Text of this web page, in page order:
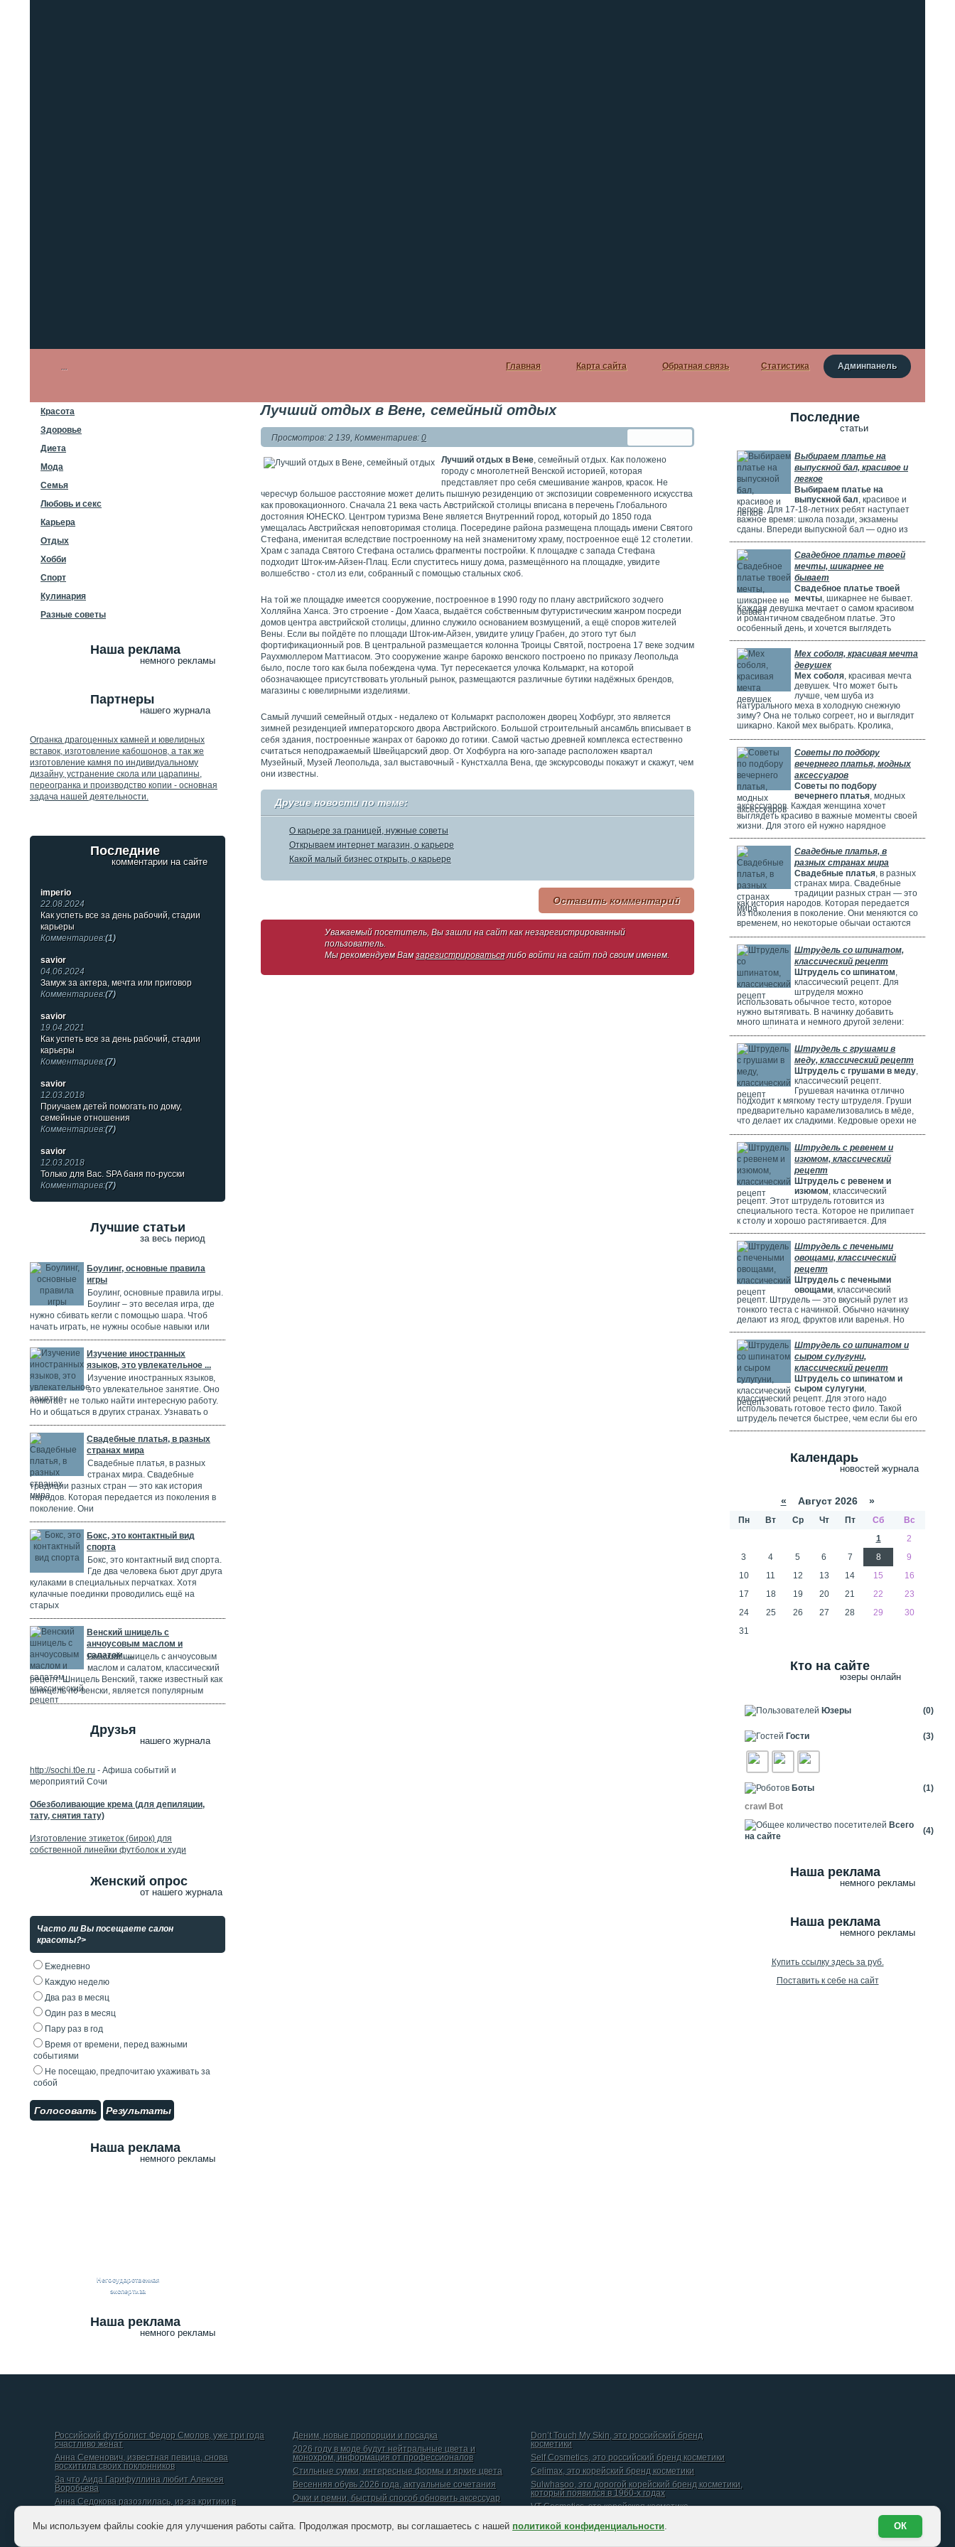
Админпанель
Статистика
Обратная связь
Карта сайта
Главная
Лучший отдых в Вене, семейный отдых
Просмотров: 2 139, Комментариев: 0
Лучший отдых в Вене, семейный отдых. Как положено
городу с многолетней Венской историей, которая
представляет про себя смешивание жанров, красок. Не
чересчур большое расстояние может делить пышную резиденцию от экспозиции современного искусства
как провокационного. Сначала 21 века часть Австрийской столицы вписана в перечень Глобального
достояния ЮНЕСКО. Центром туризма Вене является Внутренний город, который до 1850 года
умещалась Австрийская неповторимая столица. Посередине района размещена площадь имени Святого
Стефана, именитая вследствие построенному на ней знаменитому храму, построенное ещё 12 столетии.
Храм с запада Святого Стефана остались фрагменты постройки. К площадке с запада Стефана
подходит Шток-им-Айзен-Плац. Если спуститесь нишу дома, размещённого на площадке, увидите
волшебство - стол из ели, собранный с помощью стальных скоб.
На той же площадке имеется сооружение, построенное в 1990 году по плану австрийского зодчего
Холляйна Ханса. Это строение - Дом Хааса, выдаётся собственным футуристическим жанром посреди
домов центра австрийской столицы, длинно служило основанием возмущений, а ещё споров жителей
Вены. Если вы пойдёте по площади Шток-им-Айзен, увидите улицу Грабен, до этого тут был
фортификационный ров. В центральной размещается колонна Троицы Святой, построена 17 веке зодчим
Раухмюллером Маттиасом. Это сооружение жанре барокко венского построено по приказу Леопольда
было, после того как была побеждена чума. Тут пересекается улочка Кольмаркт, на которой
обозначающее присутствовать угольный рынок, размещаются различные бутики надёжных брендов,
магазины с ювелирными изделиями.
Самый лучший семейный отдых - недалеко от Кольмаркт расположен дворец Хофбург, это является
зимней резиденцией императорского двора Австрийского. Большой строительный ансамбль вписывает в
себя здания, построенные жанрах от барокко до готики. Самой частью древней комплекса естественно
считаться неподражаемый Швейцарский двор. От Хофбурга на юго-западе расположен квартал
Музейный, Музей Леопольда, зал выставочный - Кунстхалла Вена, где экскурсоводы покажут и скажут, чем
они известны.
Другие новости по теме:
О карьере за границей, нужные советы
Открываем интернет магазин, о карьере
Какой малый бизнес открыть, о карьере
Оставить комментарий
Уважаемый посетитель, Вы зашли на сайт как незарегистрированный
пользователь.
Мы рекомендуем Вамзарегистрироватьсялибо войти на сайт под своим именем.
Красота
Здоровье
Диета
Мода
Семья
Любовь и секс
Карьера
Отдых
Хобби
Спорт
Кулинария
Разные советы
Наша реклама
немного рекламы
Партнеры
нашего журнала
Огранка драгоценных камней и ювелирных
вставок, изготовление кабошонов, а так же
изготовление камня по индивидуальному
дизайну, устранение скола или царапины,
переогранка и производство копии - основная
задача нашей деятельности.
Последние
комментарии на сайте
imperio
22.08.2024
Как успеть все за день рабочий, стадии
карьеры
Комментариев:(1)
savior
04.06.2024
Замуж за актера, мечта или приговор
Комментариев:(7)
savior
19.04.2021
Как успеть все за день рабочий, стадии
карьеры
Комментариев:(7)
savior
12.03.2018
Приучаем детей помогать по дому,
семейные отношения
Комментариев:(7)
savior
12.03.2018
Только для Вас. SPA баня по-русски
Комментариев:(7)
Лучшие статьи
за весь период
Боулинг, основные правила
игры
Боулинг, основные правила игры.
Боулинг – это веселая игра, где
нужно сбивать кегли с помощью шара. Чтоб
начать играть, не нужны особые навыки или
Изучение иностранных
языков, это увлекательное ...
Изучение иностранных языков,
это увлекательное занятие. Оно
помогает не только найти интересную работу.
Но и общаться в других странах. Узнавать о
Свадебные платья, в разных
странах мира
Свадебные платья, в разных
странах мира. Свадебные
традиции разных стран — это как история
народов. Которая передается из поколения в
поколение. Они
Бокс, это контактный вид
спорта
Бокс, это контактный вид спорта.
Где два человека бьют друг друга
кулаками в специальных перчатках. Хотя
кулачные поединки проводились ещё на
старых
Венский шницель с
анчоусовым маслом и
салатом, ...
Венский шницель с анчоусовым
маслом и салатом, классический
рецепт. Шницель Венский, также известный как
шницель по-венски, является популярным
Друзья
нашего журнала
http://sochi.t0e.ru - Афиша событий и
мероприятий Сочи
Обезболивающие крема (для депиляции,
тату, снятия тату)
Изготовление этикеток (бирок) для
собственной линейки футболок и худи
Женский опрос
от нашего журнала
Часто ли Вы посещаете салон
красоты?>
Ежедневно
Каждую неделю
Два раз в месяц
Один раз в месяц
Пару раз в год
Время от времени, перед важными
событиями
Не посещаю, предпочитаю ухаживать за
собой
Голосовать Результаты
Наша реклама
немного рекламы
Негосударственная
экспертиза
Наша реклама
немного рекламы
Последние
статьи
Выбираем платье на
выпускной бал, красивое и
легкое
Выбираем платье на
выпускной бал, красивое и
легкое. Для 17-18-летних ребят наступает
важное время: школа позади, экзамены
сданы. Впереди выпускной бал — одно из
самых красивых и радостных событий.
Особенно тщательно готовятся девушки.
Они заранее думают о наряде, прическе,
макияже и аксессуарах. Выпускной бал
можно сравнить с конкурсом красоты. Где
девушки соревнуются, кто лучше выглядит.
Свадебное платье твоей
мечты, шикарнее не
бывает
Свадебное платье твоей
мечты, шикарнее не бывает.
Каждая девушка мечтает о самом красивом
и романтичном свадебном платье. Это
особенный день, и хочется выглядеть
потрясающе! Но выбрать идеальное платье
может быть непросто. Раньше девушки
ходили по магазинам, смотрели каталоги и
искали платье в интернете. Сейчас это
проще благодаря онлайн-каталогам. Там
можно найти много красивых нарядов от
разных дизайнеров.
Мех соболя, красивая мечта
девушек
Мех соболя, красивая мечта
девушек. Что может быть
лучше, чем шуба из
натурального меха в холодную снежную
зиму? Она не только согреет, но и выглядит
шикарно. Какой мех выбрать. Кролика,
женщины чаще всего выбирают шубы из
соболя. Они красивые, дорогие и выглядят
очень элегантно. Соболя называют
"Королем всех мехов". Это значит, что он
самый шикарный и роскошный.
Советы по подбору
вечернего платья, модных
аксессуаров
Советы по подбору
вечернего платья, модных
аксессуаров. Каждая женщина хочет
выглядеть красиво в важные моменты своей
жизни. Для этого ей нужно нарядное
платье. В Москве огромный выбор таких
платьев. Вечерние платья в Москве очень
популярны. Потому что в городе много
театров, клубов и других мест. Где можно
повеселиться или встретиться с друзьями.
Также часто проходят праздничные
мероприятия, на которых нужно выглядеть
элегантно.
Свадебные платья, в
разных странах мира
Свадебные платья, в разных
странах мира. Свадебные
традиции разных стран — это
как история народов. Которая передается
из поколения в поколение. Они меняются со
временем, но некоторые обычаи остаются
невесты одеваются на свадьбу. И какие
символы несут их наряды.Штрудель со шпинатом,
классический рецепт
Штрудель со шпинатом,
классический рецепт. Для
штруделя можно
использовать обычное тесто, которое
нужно вытягивать. В начинку добавить
много шпината и немного другой зелени:
полезен, потому что в нем много витаминов,
минералов и веществ, которые защищают
клетки. Он богат витаминами A, C, E и K,
содержит кальций, который важен для зубов
и костей. И пищевые волокна, которые
Штрудель с грушами в
меду, классический рецепт
Штрудель с грушами в меду,
классический рецепт.
Грушевая начинка отлично
подходит к мягкому тесту штруделя. Груши
предварительно карамелизовались в мёде,
что делает их сладкими. Кедровые орехи не
Ну вот теперь можете приготовить вкусный
рецепт штруделя.Штрудель с ревенем и
изюмом, классический
рецепт
Штрудель с ревенем и
изюмом, классический
рецепт. Этот штрудель готовится из
специального теста. Которое не прилипает
к столу и хорошо растягивается. Для
начинки мы взяли стебли ревеня. Они
придают выпечке кислый вкус и приятный
аромат, делают штрудель сочным и
вкусным. Можно добавить в начинку
клубнику, яблоки или грушу. Если
используете ягоды, посыпьте их ложкой
муки.
Штрудель с печеными
овощами, классический
рецепт
Штрудель с печеными
овощами, классический
рецепт. Штрудель — это вкусный рулет из
тонкого теста с начинкой. Обычно начинку
делают из ягод, фруктов или варенья. Но
можно использовать и солёные начинки с
грибами, сыром, мясом или овощами. В этом
рецепте начинка готовится из печёных
овощей: цуккини, сладкого перца, зелени и
помидоров. В зависимости от времени года,
в начинку можно добавить баклажаны, сыр,
картофель, морковь или даже свёклу. Если
не хочется возиться с тестом, можно взять
готовое слоёное тесто или тесто фило.
Штрудель со шпинатом и
сыром сулугуни,
классический рецепт
Штрудель со шпинатом и
сыром сулугуни,
классический рецепт. Для этого надо
использовать готовое тесто фило. Такой
штрудель печется быстрее, чем если бы его
делали из обычного теста. Чтобы корочка
вам в приготовлении сложного рецепта.
Календарь
новостей журнала
« Август 2026 »
Пн Вт Ср Чт Пт Сб
Вс
1
2
3
4 5 6 7 8
9
10
11 12 13 14 15
16
17
18 19 20 21 22
23
24
25 26 27 28 29
30
31
Кто на сайте
юзеры онлайн
Юзеры (0)
Гости (3)
Боты
(1)
crawl Bot
Всего
на сайте
(4)
Наша реклама
немного рекламы
Наша реклама
немного рекламы
Купить ссылку здесь за руб.
Поставить к себе на сайт
Российский футболист Федор Смолов, уже три года
счастливо женат
Анна Семенович, известная певица, снова
восхитила своих поклонников
За что Аида Гарифуллина любит Алексея
Воробьева
Анна Седокова разозлилась, из-за критики в
Даниил Вершинин, рассказал о том, какой он видит
идеальную женщину
Деним, новые пропорции и посадка
2026 году в моде будут нейтральные цвета и
монохром, информация от профессионалов
Стильные сумки, интересные формы и яркие цвета
Весенняя обувь 2026 года, актуальные сочетания
Очки и ремни, быстрый способ обновить аксессуар
Don’t Touch My Skin, это российский бренд
косметики
Self Cosmetics, это российский бренд косметики
Celimax, это корейский бренд косметики
Sulwhasoo, это дорогой корейский бренд косметики,
который появился в 1960-х годах
VT Cosmetics, это корейская косметика
Мы используем файлы cookie для улучшения работы сайта. Продолжая просмотр, вы соглашаетесь с нашей политикой конфиденциальности. ОК